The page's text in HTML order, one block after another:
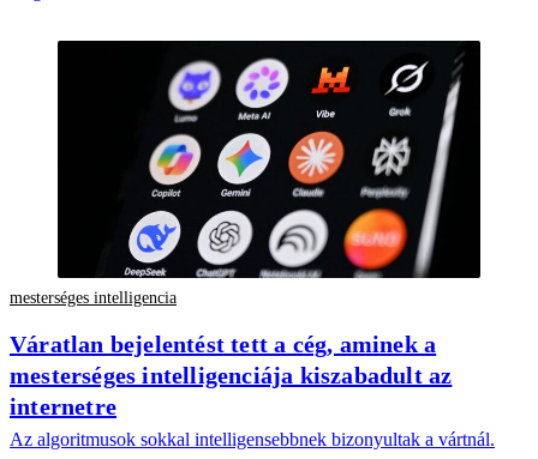
mesterséges intelligencia
Váratlan bejelentést tett a cég, aminek a
mesterséges intelligenciája kiszabadult az
internetre
Az algoritmusok sokkal intelligensebbnek bizonyultak a vártnál.